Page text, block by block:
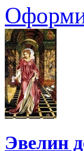
Эвелин